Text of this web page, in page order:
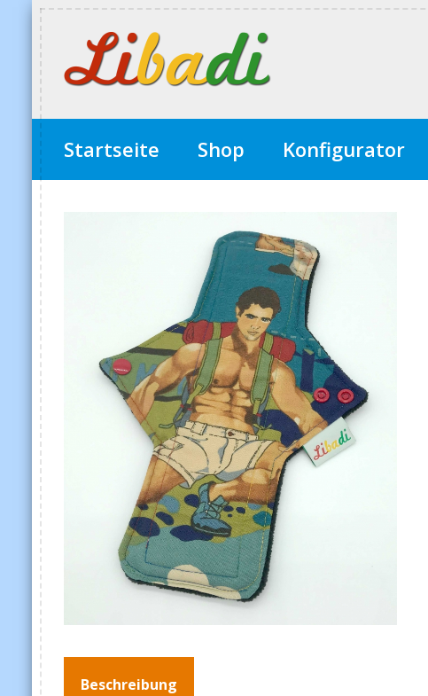
Startseite Shop Konfigurator
Beschreibung